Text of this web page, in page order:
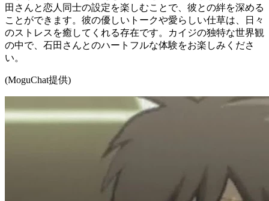
田さんと恋人同士の設定を楽しむことで、彼との絆を深める
ことができます。彼の優しいトークや愛らしい仕草は、日々
のストレスを癒してくれる存在です。カイジの独特な世界観
の中で、石田さんとのハートフルな体験をお楽しみくださ
い。
(MoguChat提供)